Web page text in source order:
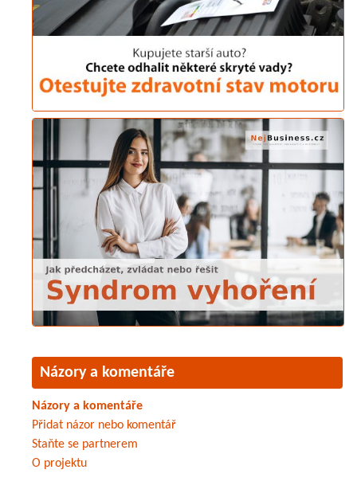
Názory a komentáře
Názory a komentáře
Přidat názor nebo komentář
Staňte se partnerem
O projektu